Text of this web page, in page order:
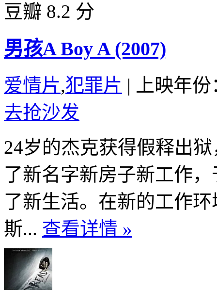
豆瓣 8.2 分
男孩A Boy A (2007)
爱情片,犯罪片 |
上映年
去抢沙发
24岁的杰克获得假释出
了新名字新房子新工作
了新生活。在新的工作
斯... 查看详情 »